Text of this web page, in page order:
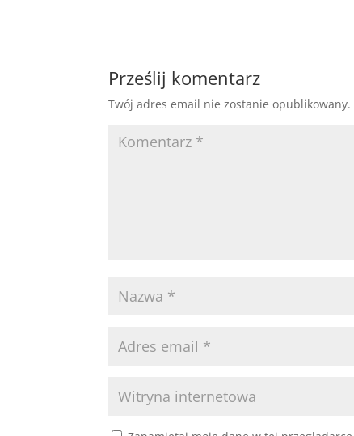
Prześlij komentarz
Twój adres email nie zostanie opublikowany.